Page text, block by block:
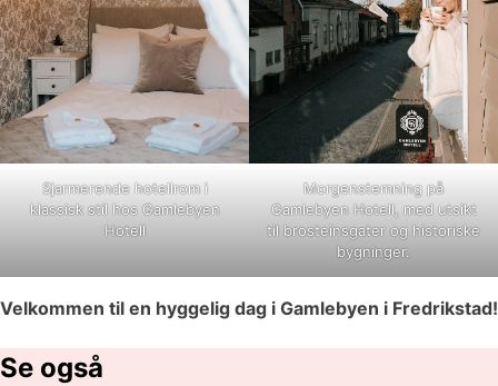
Sjarmerende hotellrom i
klassisk stil hos Gamlebyen
Hotell
Morgenstemning på
Gamlebyen Hotell, med utsikt
til brosteinsgater og historiske
bygninger.
Velkommen til en hyggelig dag i Gamlebyen i Fredrikstad!
Se også